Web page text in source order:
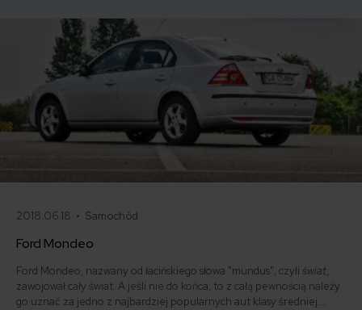
2018.06.18 • Samochód
Ford Mondeo
Ford Mondeo, nazwany od łacińskiego słowa "mundus", czyli świat,
zawojował cały świat. A jeśli nie do końca, to z całą pewnością należy
go uznać za jedno z najbardziej popularnych aut klasy średniej.